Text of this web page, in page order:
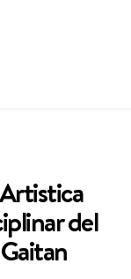
del